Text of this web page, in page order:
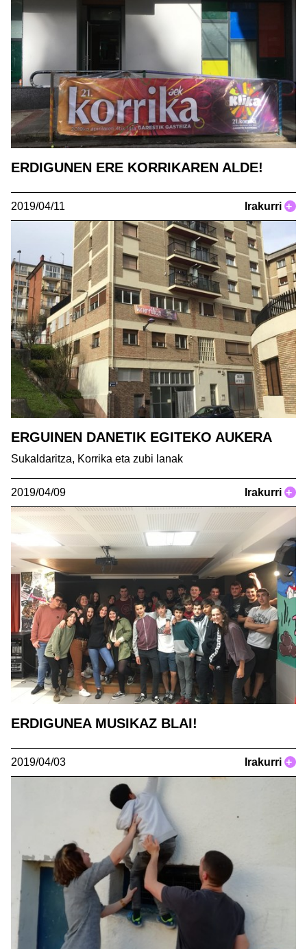
ERDIGUNEN ERE KORRIKAREN ALDE!
2019/04/11 Irakurri +
ERGUINEN DANETIK EGITEKO AUKERA
Sukaldaritza, Korrika eta zubi lanak
2019/04/09 Irakurri +
ERDIGUNEA MUSIKAZ BLAI!
2019/04/03 Irakurri +